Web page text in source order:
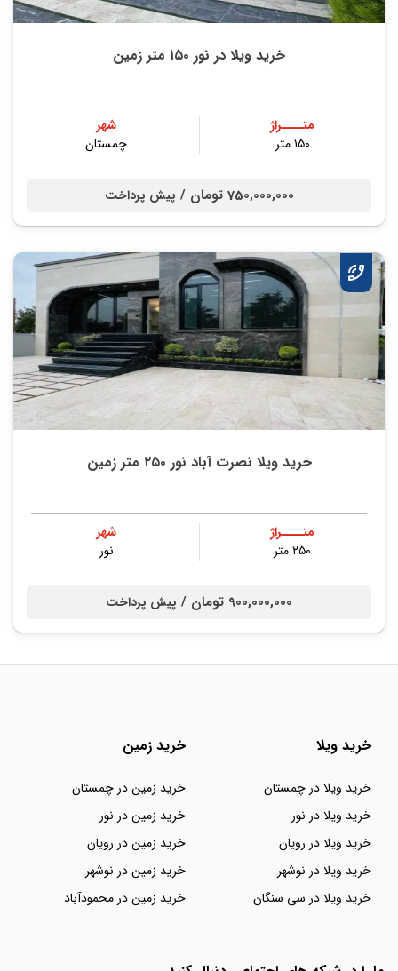
خرید ویلا در نور ۱۵۰ متر زمین
متــــراژ
۱۵۰ متر
شهر
چمستان
750,000,000 تومان / پیش پرداخت
خرید ویلا نصرت آباد نور ۲۵۰ متر زمین
متــــراژ
۲۵۰ متر
شهر
نور
900,000,000 تومان / پیش پرداخت
خرید ویلا
خرید ویلا در چمستان
خرید ویلا در نور
خرید ویلا در رویان
خرید ویلا در نوشهر
خرید ویلا در سی سنگان
خرید زمین
خرید زمین در چمستان
خرید زمین در نور
خرید زمین در رویان
خرید زمین در نوشهر
خرید زمین در محمودآباد